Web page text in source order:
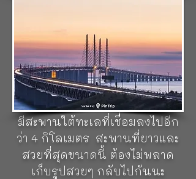
ยุโรป มีความยาวระยะทาง 12
ก.ม.เปิดใช้อย่างเป็นทางการในปี
ค.ศ 2000 เพื่อเชื่อมต่อระหว่าง
ประเทศเดนมาร์กกับสวีเดน ตัว
สะพานมีความโดดเด่นสวยงาม ยัง
มีสะพานใต้ทะเลที่เชื่อมลงไปอีก
ว่า 4 กิโลเมตร สะพานที่ยาวและ
สวยที่สุดขนาดนี้ ต้องไม่พลาด
เก็บรูปสวยๆ กลับไปกันนะ